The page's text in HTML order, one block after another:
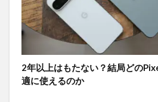
2年以上はもたない？結局どの
適に使えるのか